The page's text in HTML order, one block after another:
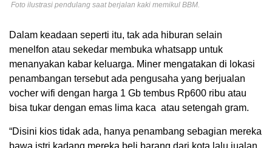
Foto ilustrasi pendulang saat berjalan kaki memikul BBM.
Dalam keadaan seperti itu, tak ada hiburan selain
menelfon atau sekedar membuka whatsapp untuk
menanyakan kabar keluarga. Miner mengatakan di lokasi
penambangan tersebut ada pengusaha yang berjualan
vocher wifi dengan harga 1 Gb tembus Rp600 ribu atau
bisa tukar dengan emas lima kaca atau setengah gram.
“Disini kios tidak ada, hanya penambang sebagian mereka